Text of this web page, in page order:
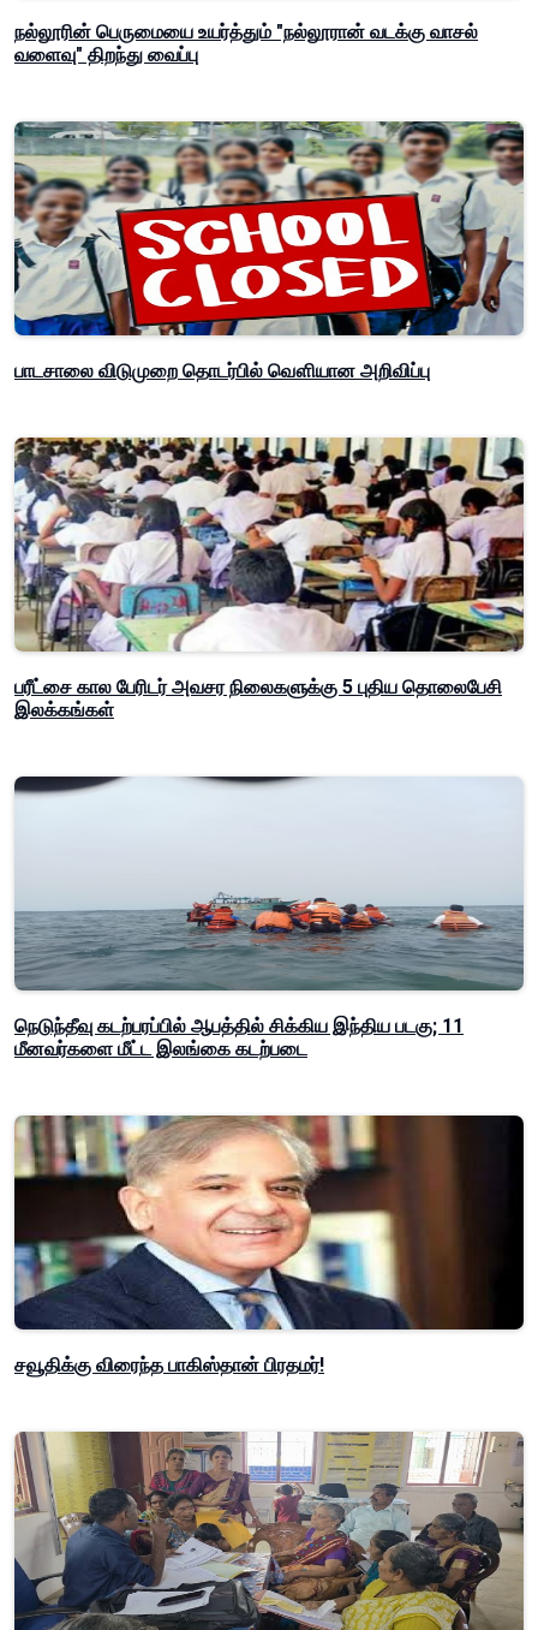
நல்லூரின் பெருமையை உயர்த்தும் "நல்லூரான் வடக்கு வாசல்
வளைவு" திறந்து வைப்பு
பாடசாலை விடுமுறை தொடர்பில் வௌியான அறிவிப்பு
பரீட்சை கால பேரிடர் அவசர நிலைகளுக்கு 5 புதிய தொலைபேசி
இலக்கங்கள்
நெடுந்தீவு கடற்பரப்பில் ஆபத்தில் சிக்கிய இந்திய படகு; 11
மீனவர்களை மீட்ட இலங்கை கடற்படை
சவூதிக்கு விரைந்த பாகிஸ்தான் பிரதமர்!